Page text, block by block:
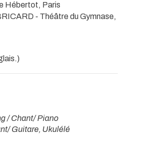
Hébertot, Paris
- Théâtre du Gymnase,
/ Chant/ Piano
Guitare, Ukulélé